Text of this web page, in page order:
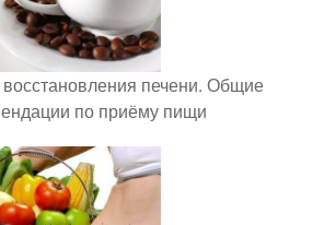
печени. Общие
по приёму пищи